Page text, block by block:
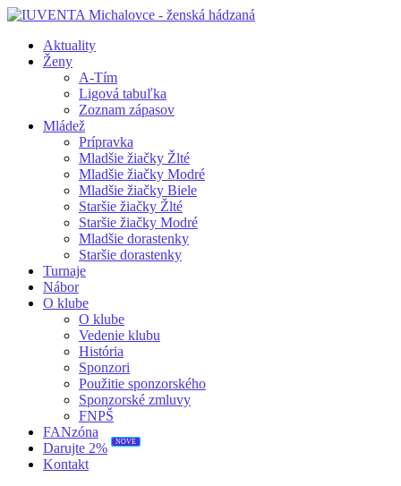
Aktuality
Ženy
A-Tím
Ligová tabuľka
Zoznam zápasov
Mládež
Prípravka
Mladšie žiačky Žlté
Mladšie žiačky Modré
Mladšie žiačky Biele
Staršie žiačky Žlté
Staršie žiačky Modré
Mladšie dorastenky
Staršie dorastenky
Turnaje
Nábor
O klube
O klube
Vedenie klubu
História
Sponzori
Použitie sponzorského
Sponzorské zmluvy
FNPŠ
FANzóna
Darujte 2%
NOVÉ
Kontakt